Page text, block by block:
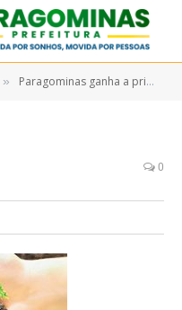
» Paragominas ganha a primeira Central de Reciclagem de Resíduos Orgânicos do país
0